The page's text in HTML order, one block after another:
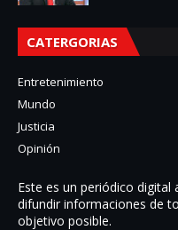
CATERGORIAS
Entretenimiento
Mundo
Justicia
Opinión
Este es un periódico
difundir informaciones de
objetivo posible.